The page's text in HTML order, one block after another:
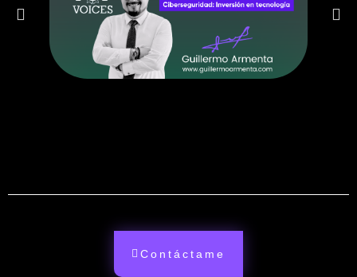
Contáctame